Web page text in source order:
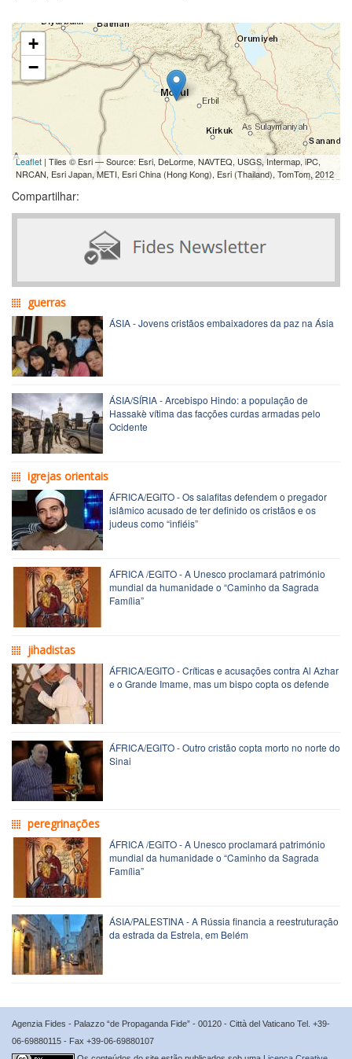
+
−
Leaflet | Tiles © Esri — Source: Esri, DeLorme, NAVTEQ, USGS, Intermap, iPC,
NRCAN, Esri Japan, METI, Esri China (Hong Kong), Esri (Thailand), TomTom, 2012
Compartilhar:
guerras
ÁSIA - Jovens cristãos embaixadores da paz na Ásia
ÁSIA/SÍRIA - Arcebispo Hindo: a população de
Hassakè vítima das facções curdas armadas pelo
Ocidente
igrejas orientais
ÁFRICA/EGITO - Os salafitas defendem o pregador
islâmico acusado de ter definido os cristãos e os
judeus como “infiéis”
ÁFRICA /EGITO - A Unesco proclamará património
mundial da humanidade o “Caminho da Sagrada
Família”
jihadistas
ÁFRICA/EGITO - Críticas e acusações contra Al Azhar
e o Grande Imame, mas um bispo copta os defende
ÁFRICA/EGITO - Outro cristão copta morto no norte do
Sinai
peregrinações
ÁFRICA /EGITO - A Unesco proclamará património
mundial da humanidade o “Caminho da Sagrada
Família”
ÁSIA/PALESTINA - A Rússia financia a reestruturação
da estrada da Estrela, em Belém
Agenzia Fides - Palazzo “de Propaganda Fide” - 00120 - Città del Vaticano Tel. +39-
06-69880115 - Fax +39-06-69880107